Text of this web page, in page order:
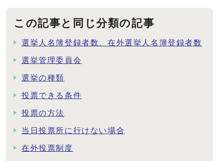
この記事と同じ分類の記事
選挙人名簿登録者数、在外選挙人名簿登録者数
選挙管理委員会
選挙の種類
投票できる条件
投票の方法
当日投票所に行けない場合
在外投票制度